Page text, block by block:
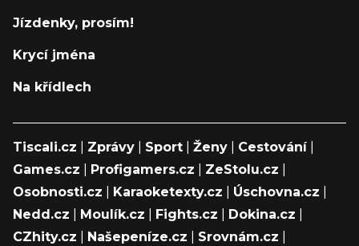
Jízdenky, prosím!
Krycí jména
Na křídlech
Tiscali.cz Zprávy Sport Ženy Cestování|
Games.cz
Profigamers.cz ZeStolu.cz
Osobnosti.cz
Karaoketexty.cz Úschovna.cz
Nedd.cz
Moulík.cz Fights.cz Dokina.cz
CZhity.cz
Našepeníze.cz Srovnám.cz